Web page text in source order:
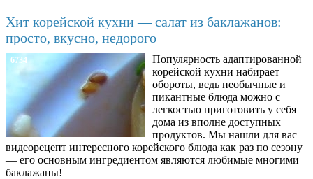
Хит корейской кухни — салат из баклажанов:
просто, вкусно, недорого
6734
Популярность адаптированной
корейской кухни набирает
обороты, ведь необычные и
пикантные блюда можно с
легкостью приготовить у себя
дома из вполне доступных
продуктов. Мы нашли для вас
видеорецепт интересного корейского блюда как раз по сезону
— его основным ингредиентом являются любимые многими
баклажаны!